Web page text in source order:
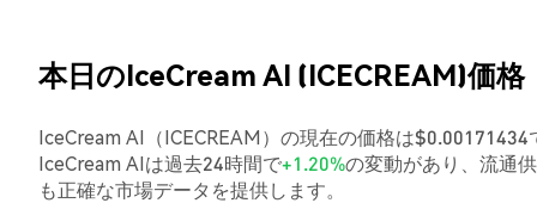
本日のIceCream AI (ICECREAM)価格
IceCream AI（ICECREAM）の現在の価格は
IceCream AIは過去24時間で+1.20%の変動があり、流通
も正確な市場データを提供します。